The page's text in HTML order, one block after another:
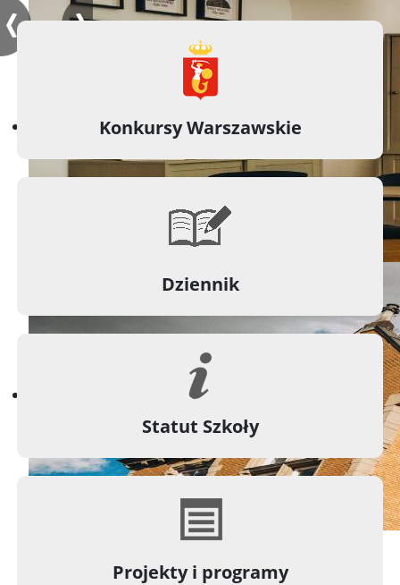
Konkursy Warszawskie
Dziennik
Statut Szkoły
Projekty i programy